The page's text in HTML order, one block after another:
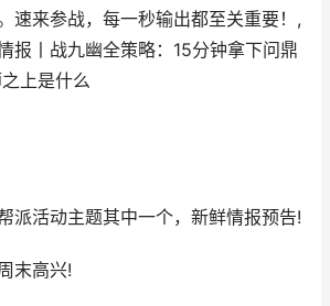
速来参战，每一秒输出都至关重要！,
报丨战九幽全策略：15分钟拿下问鼎
上是什么
活动主题其中一个，新鲜情报预告!
末高兴!